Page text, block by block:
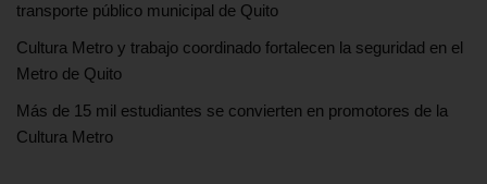
transporte público municipal de Quito
Cultura Metro y trabajo coordinado fortalecen la seguridad en el
Metro de Quito
Más de 15 mil estudiantes se convierten en promotores de la
Cultura Metro